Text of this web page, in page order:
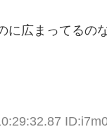
に広まってるの